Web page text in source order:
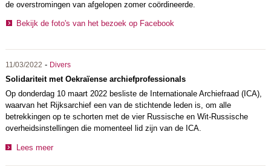
de overstromingen van afgelopen zomer coördineerde.
Bekijk de foto's van het bezoek op Facebook
11/03/2022 - Divers
Solidariteit met Oekraïense archiefprofessionals
Op donderdag 10 maart 2022 besliste de Internationale Archiefraad (ICA),
waarvan het Rijksarchief een van de stichtende leden is, om alle
betrekkingen op te schorten met de vier Russische en Wit-Russische
overheidsinstellingen die momenteel lid zijn van de ICA.
Lees meer